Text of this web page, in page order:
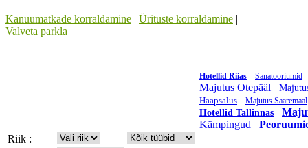
Kanuumatkade korraldamine | Ürituste korraldamine |
Valveta parkla |
Hotellid Riias Sanatooriumid
Majutus Otepääl
Haapsalus
Majutus Saaremaal
Hotellid Tallinnas
Kämpingud
Riik :